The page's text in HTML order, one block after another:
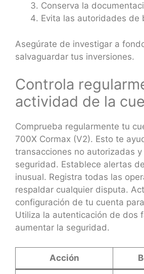
Conserva la
Evita las autoridades de
Asegúrate de investigar a
salvaguardar tus inversiones.
Controla
actividad de la
Comprueba regularmente tu
700X Cormax (V2). Esto te
transacciones no autorizadas
seguridad. Establece alertas
inusual. Registra todas las
respaldar cualquier disputa.
configuración de tu cuenta
Utiliza la autenticación de dos
aumentar la seguridad.
Acción